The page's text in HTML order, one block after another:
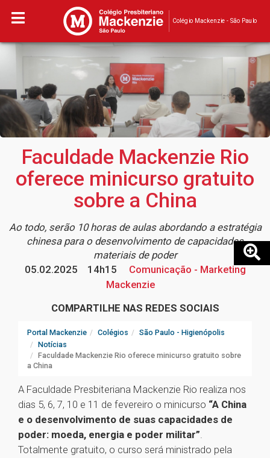
Colégio Mackenzie - São Paulo
Faculdade Mackenzie Rio
oferece minicurso gratuito
sobre a China
Ao todo, serão 10 horas de aulas abordando a estratégia
chinesa para o desenvolvimento de capacidades
materiais de poder
05.02.2025
14h15
Comunicação - Marketing
Mackenzie
COMPARTILHE NAS REDES SOCIAIS
Portal Mackenzie Colégios
São Paulo - Higienópolis
Notícias
Faculdade Mackenzie Rio oferece minicurso gratuito sobre
a China
A Faculdade Presbiteriana Mackenzie Rio realiza nos
dias 5, 6, 7, 10 e 11 de fevereiro o minicurso “A China
e o desenvolvimento de suas capacidades de
poder: moeda, energia e poder militar”.
Totalmente gratuito, o curso será ministrado pela